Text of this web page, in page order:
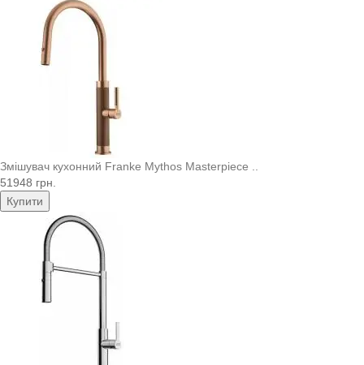
Змішувач кухонний Franke Mythos Masterpiece ..
51948 грн.
Купити